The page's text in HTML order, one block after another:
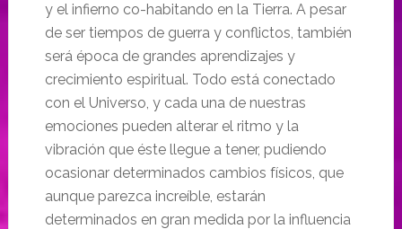
y el infierno co-habitando en la Tierra. A pesar
de ser tiempos de guerra y conflictos, también
será época de grandes aprendizajes y
crecimiento espiritual. Todo está conectado
con el Universo, y cada una de nuestras
emociones pueden alterar el ritmo y la
vibración que éste llegue a tener, pudiendo
ocasionar determinados cambios físicos, que
aunque parezca increíble, estarán
determinados en gran medida por la influencia